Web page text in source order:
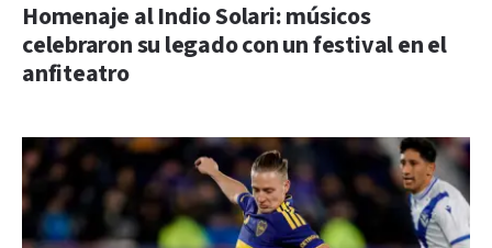
Homenaje al Indio Solari: músicos
celebraron su legado con un festival en el
anfiteatro